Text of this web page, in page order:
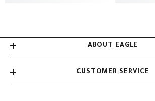
ABOUT EAGLE
CUSTOMER SERVICE